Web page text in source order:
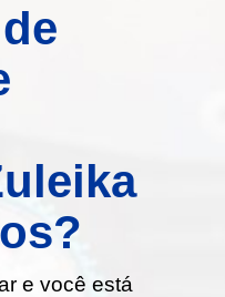
e você está